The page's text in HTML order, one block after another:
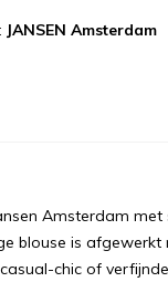
JANSEN Amsterdam
Amsterdam met
blouse is
chic of